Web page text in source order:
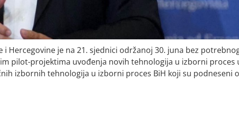
Hercegovine je na 21. sjednici održanoj 30. juna bez
pilot-projektima uvođenja novih tehnologija u izborni proces
izbornih tehnologija u izborni proces BiH koji su podneseni